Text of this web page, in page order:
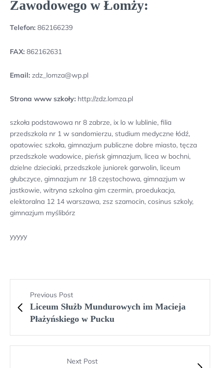
Zawodowego w Łomży:
Telefon: 862166239
FAX: 862162631
Email: zdz_lomza@wp.pl
Strona www szkoły: http://zdz.lomza.pl
szkoła podstawowa nr 8 zabrze, ix lo w lublinie, filia
przedszkola nr 1 w sandomierzu, studium medyczne łódź,
opatowiec szkoła, gimnazjum publiczne dobre miasto, tęcza
przedszkole wadowice, pieńsk gimnazjum, licea w bochni,
dzielne dzieciaki, przedszkole juniorek garwolin, liceum
głubczyce, gimnazjum nr 18 częstochowa, gimnazjum w
jastkowie, witryna szkolna gim czermin, proedukacja,
elektoralna 12 14 warszawa, zsz szamocin, cosinus szkoly,
gimnazjum myślibórz
yyyyy
Previous Post
Liceum Służb Mundurowych im Macieja
Płażyńskiego w Pucku
Next Post